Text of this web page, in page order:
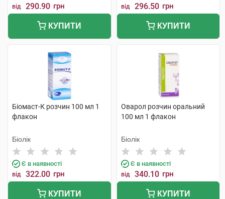
від 290.90 грн
КУПИТИ
від 296.50 грн
КУПИТИ
Біомаст-К розчин 100 мл 1
флакон
Біолік
Є в наявності
від 322.00 грн
КУПИТИ
Оварол розчин оральний
100 мл 1 флакон
Біолік
Є в наявності
від 340.10 грн
КУПИТИ